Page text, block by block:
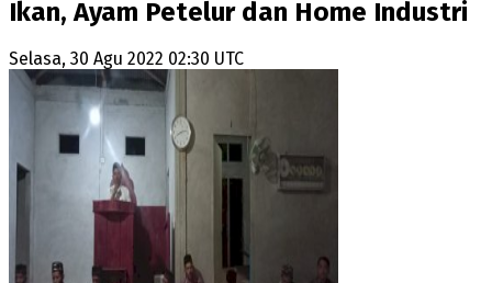
Ikan, Ayam Petelur dan Home Industri
Selasa, 30 Agu 2022 02:30 UTC